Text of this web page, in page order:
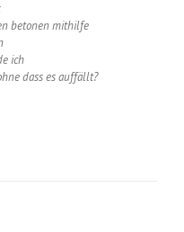
betonen mithilfe
ich
dass es auffällt?